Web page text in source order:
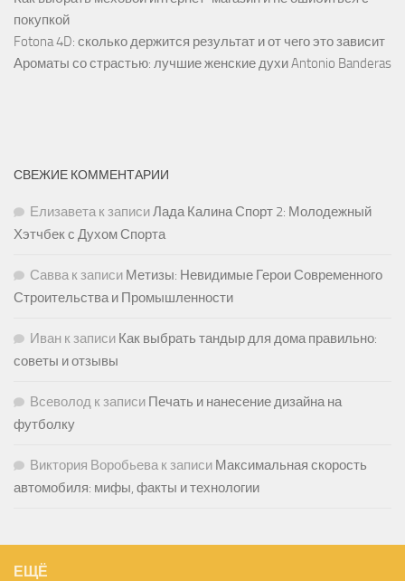
покупкой
Fotona 4D: сколько держится результат и от чего это зависит
Ароматы со страстью: лучшие женские духи Antonio Banderas
СВЕЖИЕ КОММЕНТАРИИ
Елизаветак записиЛада Калина Спорт 2: Молодежный
Хэтчбек с Духом Спорта
Саввак записи Метизы: Невидимые Герои Современного
Строительства и Промышленности
Иван к записи Как выбрать тандыр для дома правильно:
советы и отзывы
Всеволод к записи Печать и нанесение дизайна на
футболку
Виктория Воробьевак записи Максимальная скорость
автомобиля: мифы, факты и технологии
ЕЩЁ